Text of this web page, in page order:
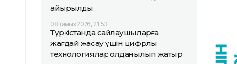
айырылды
08 тамыз 2026, 21:53
Түркістанда сайлаушыларға
жағдай жасау үшін цифрлық
технологиялар қолданылып жатыр